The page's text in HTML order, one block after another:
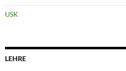
USK
LEHRE